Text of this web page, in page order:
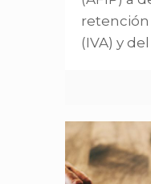
(IVA) y